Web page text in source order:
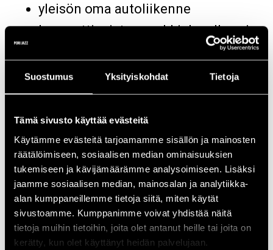
Suostumus Yksityiskohdat Tietoja
Tämä sivusto käyttää evästeitä
Käytämme evästeitä tarjoamamme sisällön ja mainosten
räätälöimiseen, sosiaalisen median ominaisuuksien
tukemiseen ja kävijämäärämme analysoimiseen. Lisäksi
jaamme sosiaalisen median, mainosalan ja analytiikka-
alan kumppaneillemme tietoja siitä, miten käytät
sivustoamme. Kumppanimme voivat yhdistää näitä
tietoja muihin tietoihin, joita olet antanut heille tai joita on
kerätty, kun olet käyttänyt heidän palvelujaan.
yleisön oma autoliikenne
konserttipuiston parkkialueelle vain
E8-tien kautta mennen tullen
vuokraskuuttien ajoaluetta on
rajoitettu festivaaliaikaan eikä
Raumansillan ylitys ole sallittua
TAKSILIIKENNE
taksien jättöpaikka sijaitsee
festivaalin aikana pääportilla
Kirjurinluodontien ja